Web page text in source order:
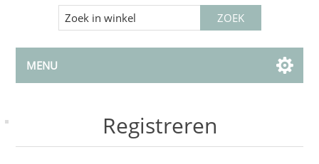
MENU
Registreren